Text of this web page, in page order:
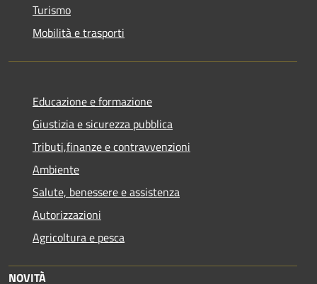
Turismo
Mobilità e trasporti
Educazione e formazione
Giustizia e sicurezza pubblica
Tributi,finanze e contravvenzioni
Ambiente
Salute, benessere e assistenza
Autorizzazioni
Agricoltura e pesca
NOVITÀ